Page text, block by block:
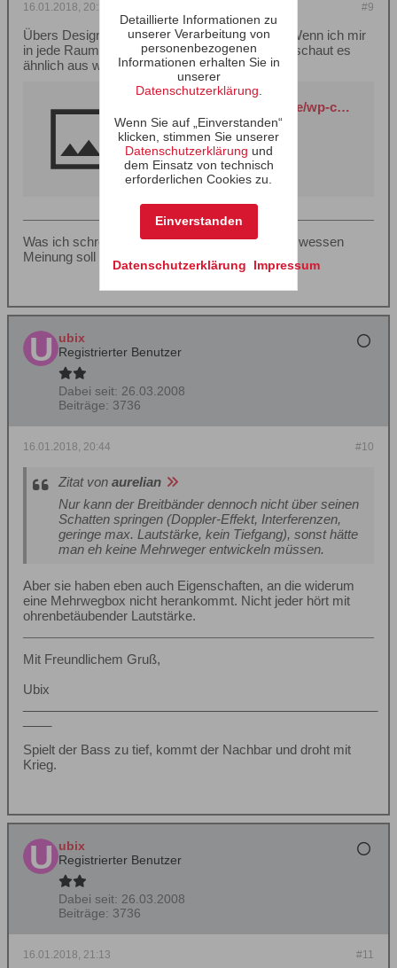
#9
16.01.2018, 20:29
Übers Design kann man sich trefflich streiten. Wenn ich mir
in jede Raumecke einen Gepäckstrolley stelle, schaut es
ähnlich aus wie hier:
https://www.lite-magazin.de/wp-content/uploads/2017/10/171004.Heco-1a.jpg
Was ich schreibe, ist nur meine Meinung. Denn wessen
Meinung soll es sonst sein?
ubix
Registrierter Benutzer
Dabei seit: 26.03.2008
Beiträge: 3736
#10
16.01.2018, 20:44
Zitat von aurelian
Nur kann der Breitbänder dennoch nicht über seinen
Schatten springen (Doppler-Effekt, Interferenzen,
geringe max. Lautstärke, kein Tiefgang), sonst hätte
man eh keine Mehrweger entwickeln müssen.
Aber sie haben eben auch Eigenschaften, an die widerum
eine Mehrwegbox nicht herankommt. Nicht jeder hört mit
ohrenbetäubender Lautstärke.
Mit Freundlichem Gruß,
Ubix
Spielt der Bass zu tief, kommt der Nachbar und droht mit
Krieg.
ubix
Registrierter Benutzer
Dabei seit: 26.03.2008
Beiträge: 3736
#11
16.01.2018, 21:13
Detaillierte Informationen zu
unserer Verarbeitung von
personenbezogenen
Informationen erhalten Sie in
unserer
Datenschutzerklärung
Wenn Sie auf „Einverstanden“
klicken, stimmen Sie unserer
Datenschutzerklärung und
dem Einsatz von technisch
erforderlichen Cookies zu.
Datenschutzerklärung Impressum
Einverstanden